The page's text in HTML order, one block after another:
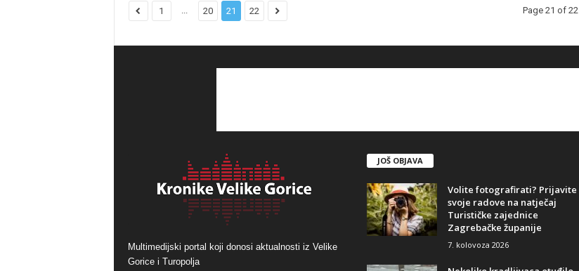
1 ... 20 21 22 Page 21 of 22
Multimedijski portal koji donosi aktualnosti iz Velike
Gorice i Turopolja
JOŠ OBJAVA
Volite fotografirati? Prijavite
svoje radove na natječaj
Turističke zajednice
Zagrebačke županije
7. kolovoza 2026